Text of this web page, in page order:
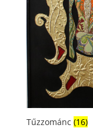
Tűzzománc (16)